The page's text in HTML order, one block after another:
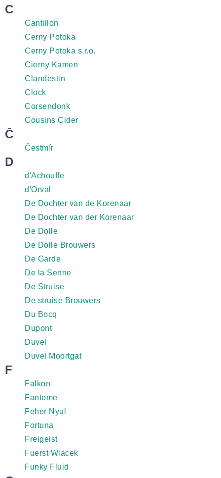
C
Cantillon
Cerny Potoka
Cerny Potoka s.r.o.
Cierny Kamen
Clandestin
Clock
Corsendonk
Cousins Cider
Č
Čestmír
D
d'Achouffe
d'Orval
De Dochter van de Korenaar
De Dochter van der Korenaar
De Dolle
De Dolle Brouwers
De Garde
De la Senne
De Struise
De struise Brouwers
Du Bocq
Dupont
Duvel
Duvel Moortgat
F
Falkon
Fantome
Feher Nyul
Fortuna
Freigeist
Fuerst Wiacek
Funky Fluid